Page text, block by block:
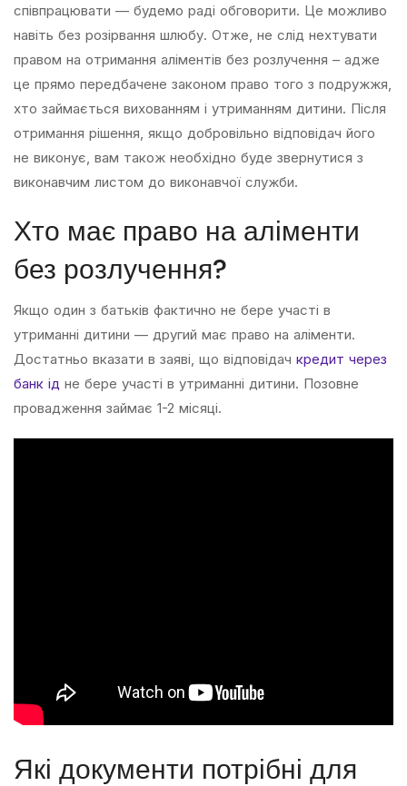
співпрацювати — будемо раді обговорити. Це можливо
навіть без розірвання шлюбу. Отже, не слід нехтувати
правом на отримання аліментів без розлучення – адже
це прямо передбачене законом право того з подружжя,
хто займається вихованням і утриманням дитини. Після
отримання рішення, якщо добровільно відповідач його
не виконує, вам також необхідно буде звернутися з
виконавчим листом до виконавчої служби.
Хто має право на аліменти
без розлучення?
Якщо один з батьків фактично не бере участі в
утриманні дитини — другий має право на аліменти.
Достатньо вказати в заяві, що відповідач кредит через
банк ід не бере участі в утриманні дитини. Позовне
провадження займає 1-2 місяці.
Які документи потрібні для